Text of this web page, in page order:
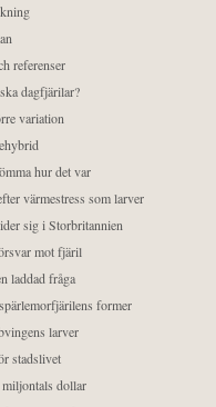
referenser
dagfjärilar?
variation
hur det var
värmestress som larver
sig i Storbritannien
mot fjäril
laddad fråga
former
larver
stadslivet
dollar